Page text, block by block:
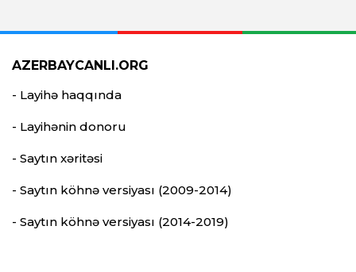
AZERBAYCANLI.ORG
- Layihə haqqında
- Layihənin donoru
- Saytın xəritəsi
- Saytın köhnə versiyası (2009-2014)
- Saytın köhnə versiyası (2014-2019)